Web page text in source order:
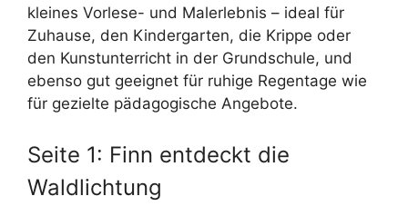
kleines Vorlese- und Malerlebnis – ideal für
Zuhause, den Kindergarten, die Krippe oder
den Kunstunterricht in der Grundschule, und
ebenso gut geeignet für ruhige Regentage wie
für gezielte pädagogische Angebote.
Seite 1: Finn entdeckt die
Waldlichtung